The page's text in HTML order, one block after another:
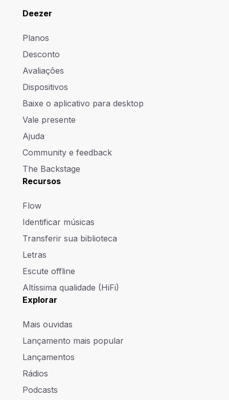
Deezer
Planos
Desconto
Avaliações
Dispositivos
Baixe o aplicativo para desktop
Vale presente
Ajuda
Community e feedback
The Backstage
Recursos
Flow
Identificar músicas
Transferir sua biblioteca
Letras
Escute offline
Altíssima qualidade (HiFi)
Explorar
Mais ouvidas
Lançamento mais popular
Lançamentos
Rádios
Podcasts